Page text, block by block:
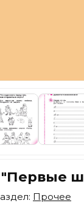
Прочее